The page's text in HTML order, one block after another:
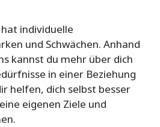
hat individuelle
und Schwächen. Anhand
kannst du mehr über dich
in einer Beziehung
helfen, dich selbst besser
eigenen Ziele und